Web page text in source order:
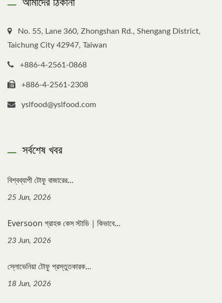
No. 55, Lane 360, Zhongshan Rd., Shengang District,
Taichung City 42947, Taiwan
+886-4-2561-0868
+886-4-2561-2308
yslfood@yslfood.com
সর্বশেষ খবর
বিশ্বব্যাপী টোফু বাজারের...
25 Jun, 2026
Eversoon গ্রাহক কেস স্টাডি｜কিভাবে...
23 Jun, 2026
স্লোভেনিয়া টোফু প্রস্তুতকারক...
18 Jun, 2026